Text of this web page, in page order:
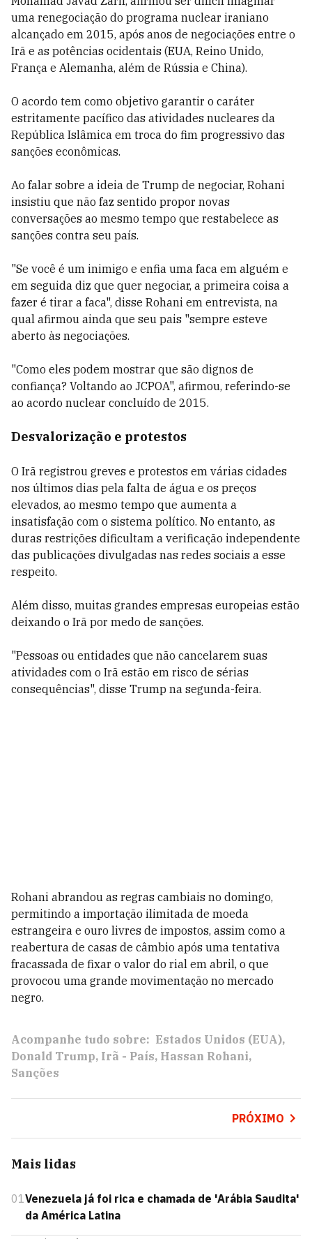
uma renegociação do programa nuclear iraniano
alcançado em 2015, após anos de negociações entre o
Irã e as potências ocidentais (EUA, Reino Unido,
França e Alemanha, além de Rússia e China).
O acordo tem como objetivo garantir o caráter
estritamente pacífico das atividades nucleares da
República Islâmica em troca do fim progressivo das
sanções econômicas.
Ao falar sobre a ideia de Trump de negociar, Rohani
insistiu que não faz sentido propor novas
conversações ao mesmo tempo que restabelece as
sanções contra seu país.
"Se você é um inimigo e enfia uma faca em alguém e
em seguida diz que quer negociar, a primeira coisa a
fazer é tirar a faca", disse Rohani em entrevista, na
qual afirmou ainda que seu pais "sempre esteve
aberto às negociações.
"Como eles podem mostrar que são dignos de
confiança? Voltando ao JCPOA", afirmou, referindo-se
ao acordo nuclear concluído de 2015.
Desvalorização e protestos
O Irã registrou greves e protestos em várias cidades
nos últimos dias pela falta de água e os preços
elevados, ao mesmo tempo que aumenta a
insatisfação com o sistema político. No entanto, as
duras restrições dificultam a verificação independente
das publicações divulgadas nas redes sociais a esse
respeito.
Além disso, muitas grandes empresas europeias estão
deixando o Irã por medo de sanções.
"Pessoas ou entidades que não cancelarem suas
atividades com o Irã estão em risco de sérias
consequências", disse Trump na segunda-feira.
Rohani abrandou as regras cambiais no domingo,
permitindo a importação ilimitada de moeda
estrangeira e ouro livres de impostos, assim como a
reabertura de casas de câmbio após uma tentativa
fracassada de fixar o valor do rial em abril, o que
provocou uma grande movimentação no mercado
negro.
Acompanhe tudo sobre: Estados Unidos (EUA)
Donald Trump Irã - País Hassan Rohani
Sanções
PRÓXIMO
Mais lidas
01Venezuela já foi rica e chamada de 'Arábia Saudita'
da América Latina